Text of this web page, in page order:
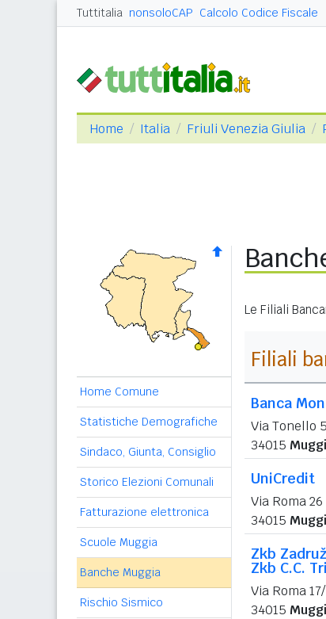
Tuttitalia nonsoloCAP Calcolo Codice Fiscale
Home Italia Friuli Venezia Giulia
Home Comune
Statistiche Demografiche
Sindaco, Giunta, Consiglio
Storico Elezioni Comunali
Fatturazione elettronica
Scuole Muggia
Banche Muggia
Rischio Sismico
Le Filiali
Filiali
Banca
Via Tonello
34015
UniCredit
Via Roma 26
34015
Zkb
Zkb C.C.
Via Roma
34015